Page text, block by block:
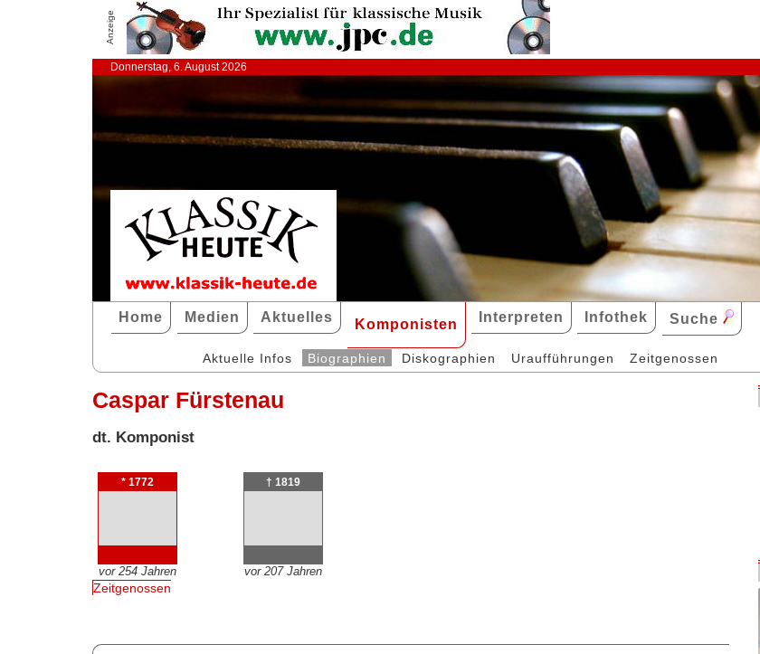
Anzeige
Donnerstag, 6. August 2026
Home Medien Aktuelles Komponisten Interpreten Infothek Suche
Aktuelle Infos Biographien Diskographien Uraufführungen Zeitgenossen
Caspar Fürstenau
dt. Komponist
* 1772
vor 254 Jahren
† 1819
vor 207 Jahren
Zeitgenossen